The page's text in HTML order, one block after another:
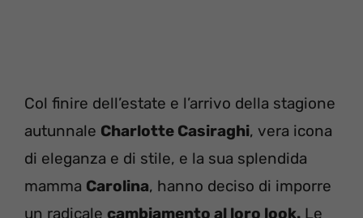
Col finire dell’estate e l’arrivo della stagione
autunnale Charlotte Casiraghi, vera icona
di eleganza e di stile, e la sua splendida
mamma Carolina, hanno deciso di imporre
un radicale cambiamento al loro look. Le